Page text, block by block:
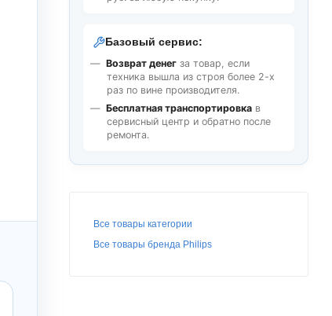
Базовый сервис:
Возврат денег за товар, если
техника вышла из строя более 2-х
раз по вине производителя.
Бесплатная транспортировка в
сервисный центр и обратно после
ремонта.
Все товары категории
Все товары бренда Philips